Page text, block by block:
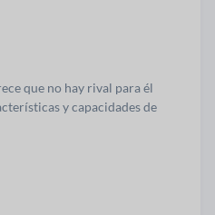
que no hay rival para él
y capacidades de